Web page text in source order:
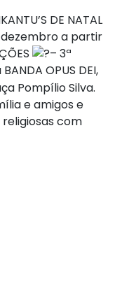
DE NATAL
dezembro a partir
– 3ª
OPUS DEI,
Pompílio Silva.
e amigos e
com